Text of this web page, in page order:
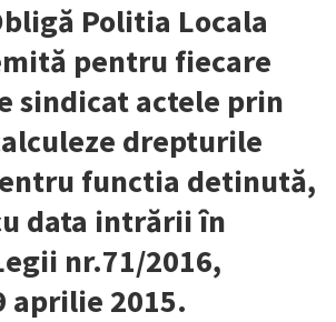
Politia Locala
pentru fiecare
sindicat actele prin
drepturile
functia detinută,
data intrării în
nr.71/2016,
aprilie 2015.